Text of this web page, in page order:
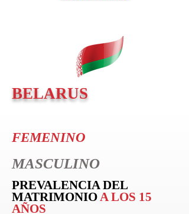
BELARUS
FEMENINO
MASCULINO
PREVALENCIA DEL
MATRIMONIOA LOS 15
AÑOS